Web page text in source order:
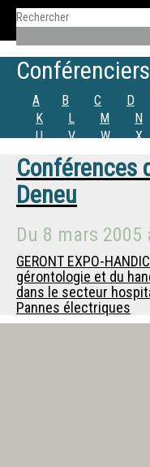
Conférenciers
A B C D
K
L M N
U
V W X
Conférences
Deneu
Du 8 mars 2005
GERONT EXPO-
gérontologie et du
dans le secteur
Pannes électriques